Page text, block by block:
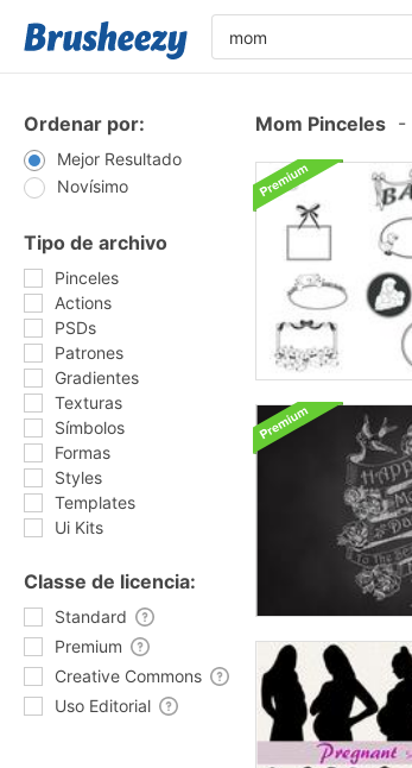
Ordenar por:
Mejor Resultado
Novísimo
Tipo de archivo
Pinceles
Actions
PSDs
Patrones
Gradientes
Texturas
Símbolos
Formas
Styles
Templates
Ui Kits
Classe de licencia:
Standard
Premium
Creative Commons
Uso Editorial
Mom Pinceles -